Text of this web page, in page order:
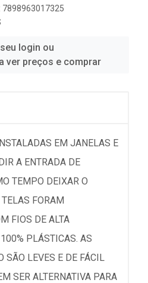
7898963017325
login ou
ver preços e comprar
EM JANELAS E
A ENTRADA DE
TEMPO DEIXAR O
FORAM
FIOS DE ALTA
PLÁSTICAS. AS
SÃO LEVES E DE FÁCIL
SER ALTERNATIVA PARA